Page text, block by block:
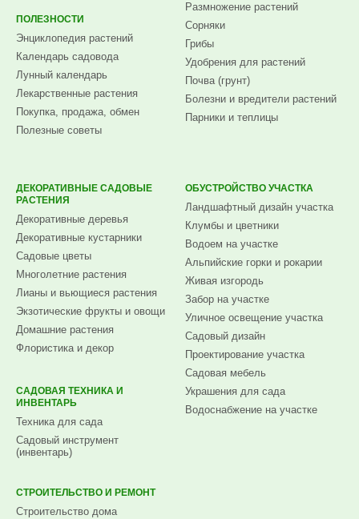
ПОЛЕЗНОСТИ
Энциклопедия растений
Календарь садовода
Лунный календарь
Лекарственные растения
Покупка, продажа, обмен
Полезные советы
Размножение растений
Сорняки
Грибы
Удобрения для растений
Почва (грунт)
Болезни и вредители растений
Парники и теплицы
ДЕКОРАТИВНЫЕ САДОВЫЕ
РАСТЕНИЯ
Декоративные деревья
Декоративные кустарники
Садовые цветы
Многолетние растения
Лианы и вьющиеся растения
Экзотические фрукты и овощи
Домашние растения
Флористика и декор
САДОВАЯ ТЕХНИКА И
ИНВЕНТАРЬ
Техника для сада
Садовый инструмент
(инвентарь)
ОБУСТРОЙСТВО УЧАСТКА
Ландшафтный дизайн участка
Клумбы и цветники
Водоем на участке
Альпийские горки и рокарии
Живая изгородь
Забор на участке
Уличное освещение участка
Садовый дизайн
Проектирование участка
Садовая мебель
Украшения для сада
Водоснабжение на участке
СТРОИТЕЛЬСТВО И РЕМОНТ
Строительство дома